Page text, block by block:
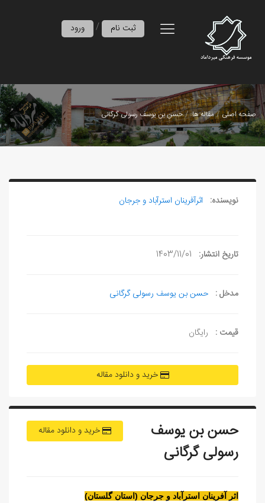
ورود / ثبت نام
صفحه اصلی مقاله ها حسن بن يوسف رسولی گرگانی
نویسنده: اثرآفرينان استرآباد و جرجان
تاریخ انتشار: 1403/11/01
مدخل : حسن بن یوسف رسولی گرگانی
قیمت : رایگان
خرید و دانلود مقاله
خرید و دانلود مقاله
حسن بن يوسف
رسولی گرگانی
اثر آفرينان استرآباد و جرجان (استان گلستان)